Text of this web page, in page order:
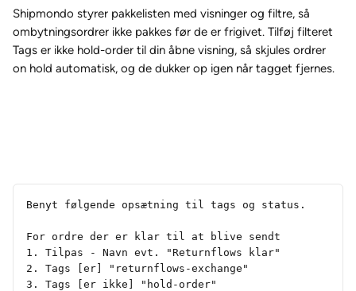
Shipmondo styrer pakkelisten med visninger og filtre, så
ombytningsordrer ikke pakkes før de er frigivet. Tilføj filteret
Tags er ikke hold-order til din åbne visning, så skjules ordrer
on hold automatisk, og de dukker op igen når tagget fjernes.
Benyt følgende opsætning til tags og status.
For ordre der er klar til at blive sendt
1. Tilpas - Navn evt. "Returnflows klar"
2. Tags [er] "returnflows-exchange"
3. Tags [er ikke] "hold-order"